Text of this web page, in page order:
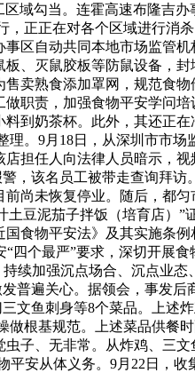
区域勾当。连霍高速布隆
正正在对各个区域进行消
区自动共同本地市场监管
、灭鼠胶板等防鼠设备，
卖熟食添加罩网，规范食
职责，加强食物平安学问
到奶茶杯。此外，其还正
。9月18日，从深圳市市
担任人向法律人员暗示，
，该名员工被带走查询拜
尚未恢复停业。随后，都
土豆泥茄子拌饭（培育店
食物平安法》及其实施条
四个最严”要求，深切开展
续加强沉点场合、沉点业
普遍关心。据领会，事发
文鱼刺身等8个菜品。上
根基规范。上述菜品供
子、无非常。从炸鸡、三
安从体义务。9月22日，